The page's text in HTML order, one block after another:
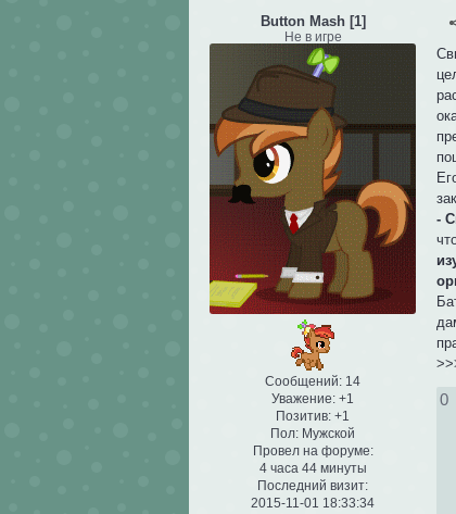
Button Mash [1]
Не в игре
Сообщений: 14
Уважение: +1
Позитив: +1
Пол: Мужской
Провел на форуме:
4 часа 44 минуты
Последний визит:
2015-11-01 18:33:34
-
0